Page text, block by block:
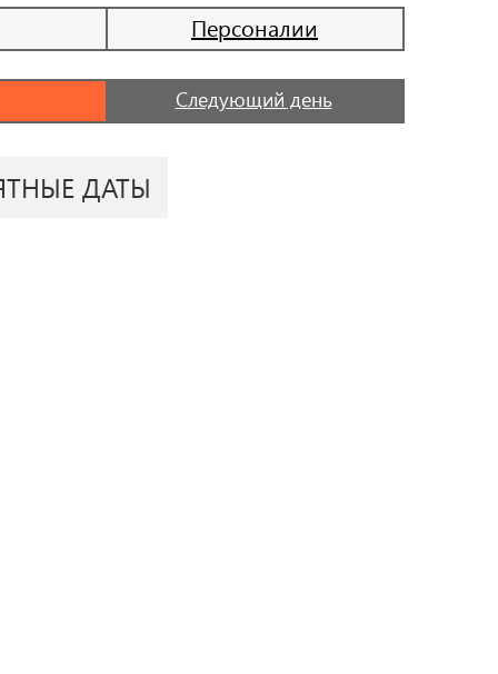
Персоналии
Следующий день
ДАТЫ